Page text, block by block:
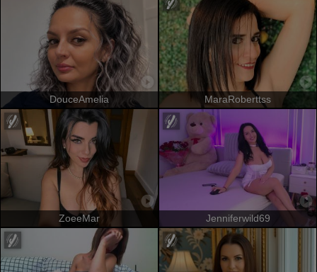
DouceAmelia MaraRoberttss
ZoeeMar Jenniferwild69